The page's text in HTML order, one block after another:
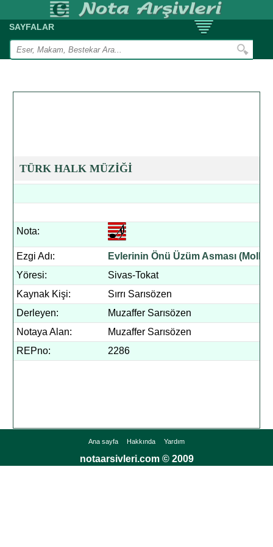
SAYFALAR
TÜRK HALK MÜZİĞİ
Nota:
Ezgi Adı:
Evlerinin Önü Üzüm Asması (Molla)
Yöresi:
Sivas-Tokat
Kaynak Kişi:
Sırrı Sarısözen
Derleyen:
Muzaffer Sarısözen
Notaya Alan:
Muzaffer Sarısözen
REPno:
2286
Ana sayfa Hakkında Yardım
notaarsivleri.com © 2009